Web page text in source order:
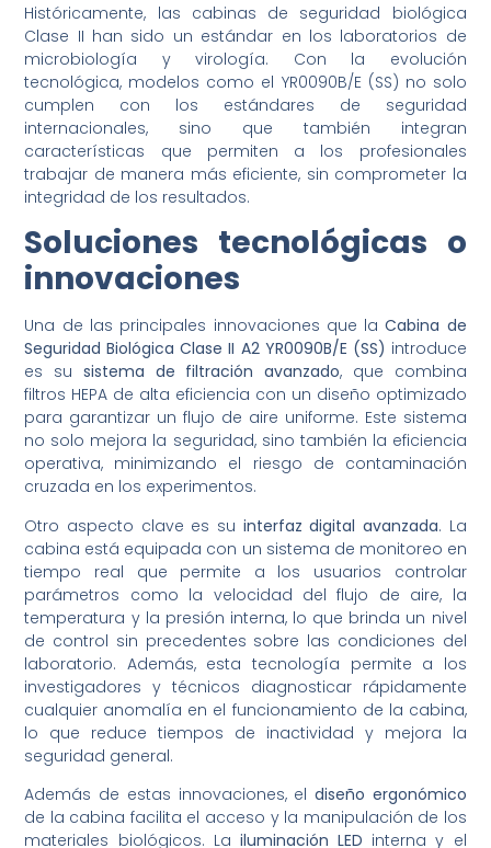
Históricamente, las cabinas de seguridad biológica
Clase II han sido un estándar en los laboratorios de
microbiología y virología. Con la evolución
tecnológica, modelos como el YR0090B/E (SS) no solo
cumplen con los estándares de seguridad
internacionales, sino que también integran
características que permiten a los profesionales
trabajar de manera más eficiente, sin comprometer la
integridad de los resultados.
Soluciones tecnológicas o
innovaciones
Una de las principales innovaciones que laCabina de
Seguridad Biológica Clase II A2 YR0090B/E (SS) introduce
es su sistema de filtración avanzado, que combina
filtros HEPA de alta eficiencia con un diseño optimizado
para garantizar un flujo de aire uniforme. Este sistema
no solo mejora la seguridad, sino también la eficiencia
operativa, minimizando el riesgo de contaminación
cruzada en los experimentos.
Otro aspecto clave es su interfaz digital avanzada. La
cabina está equipada con un sistema de monitoreo en
tiempo real que permite a los usuarios controlar
parámetros como la velocidad del flujo de aire, la
temperatura y la presión interna, lo que brinda un nivel
de control sin precedentes sobre las condiciones del
laboratorio. Además, esta tecnología permite a los
investigadores y técnicos diagnosticar rápidamente
cualquier anomalía en el funcionamiento de la cabina,
lo que reduce tiempos de inactividad y mejora la
seguridad general.
Además de estas innovaciones, el diseño ergonómico
de la cabina facilita el acceso y la manipulación de los
materiales biológicos. La iluminación LED interna y el